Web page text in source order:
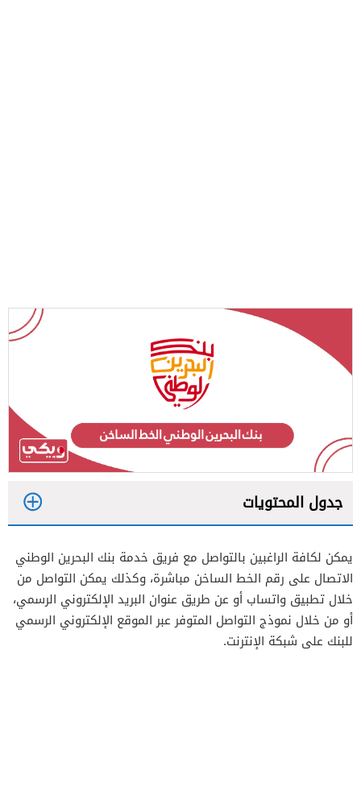
جدول المحتويات
2
3
يمكن لكافة الراغبين بالتواصل مع فريق خدمة بنك البحرين الوطني
الاتصال على رقم الخط الساخن مباشرة، وكذلك يمكن التواصل من
خلال تطبيق واتساب أو عن طريق عنوان البريد الإلكتروني الرسمي،
أو من خلال نموذج التواصل المتوفر عبر الموقع الإلكتروني الرسمي
للبنك على شبكة الإنترنت.